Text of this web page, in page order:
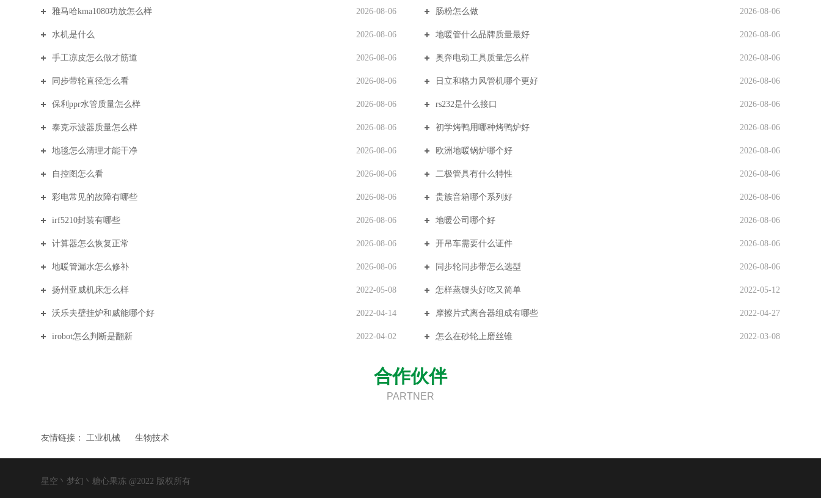
2026-08-06
雅马哈kma1080功放怎么样
2026-08-06
水机是什么
2026-08-06
手工凉皮怎么做才筋道
2026-08-06
同步带轮直径怎么看
2026-08-06
保利ppr水管质量怎么样
2026-08-06
泰克示波器质量怎么样
2026-08-06
地毯怎么清理才能干净
2026-08-06
自控图怎么看
2026-08-06
彩电常见的故障有哪些
2026-08-06
irf5210封装有哪些
2026-08-06
计算器怎么恢复正常
2026-08-06
地暖管漏水怎么修补
2022-05-08
扬州亚威机床怎么样
2022-04-14
沃乐夫壁挂炉和威能哪个好
2022-04-02
irobot怎么判断是翻新
2026-08-06
肠粉怎么做
2026-08-06
地暖管什么品牌质量最好
2026-08-06
奥奔电动工具质量怎么样
2026-08-06
日立和格力风管机哪个更好
2026-08-06
rs232是什么接口
2026-08-06
初学烤鸭用哪种烤鸭炉好
2026-08-06
欧洲地暖锅炉哪个好
2026-08-06
二极管具有什么特性
2026-08-06
贵族音箱哪个系列好
2026-08-06
地暖公司哪个好
2026-08-06
开吊车需要什么证件
2026-08-06
同步轮同步带怎么选型
2022-05-12
怎样蒸馒头好吃又简单
2022-04-27
摩擦片式离合器组成有哪些
2022-03-08
怎么在砂轮上磨丝锥
合作伙伴
PARTNER
友情链接：工业机械 生物技术
星空丶梦幻丶糖心果冻 @2022 版权所有